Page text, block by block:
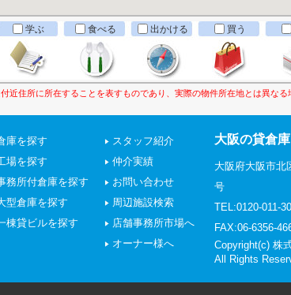
学ぶ 食べる 出かける 買う
近住所に所在することを表すものであり、実際の物件所在地とは異なる
庫を探す
場を探す
務所付倉庫を探す
型倉庫を探す
棟貸ビルを探す
スタッフ紹介
仲介実績
お問い合わせ
周辺施設検索
店舗事務所市場へ
オーナー様へ
大阪の貸倉
大阪府大阪市北
号
TEL:0120-011-
FAX:06-6356-
Copyright(c) 株
All Rights